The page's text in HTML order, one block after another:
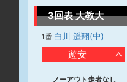
3回表 大教大
1番 白川 遥翔(中)
遊安
ノーアウト走者なし